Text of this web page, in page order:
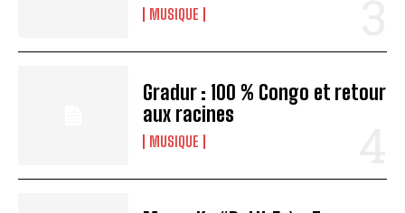
MUSIQUE
Gradur : 100 % Congo et retour
aux racines
MUSIQUE